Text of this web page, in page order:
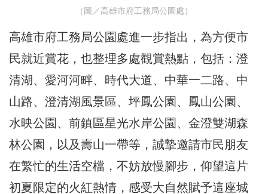
（圖／高雄市府工務局公園處）
高雄市府工務局公園處進一步指出，為方便市
民就近賞花，也整理多處觀賞熱點，包括：澄
清湖、愛河河畔、時代大道、中華一二路、中
山路、澄清湖風景區、坪鳳公園、鳳山公園、
水映公園、前鎮區星光水岸公園、金澄雙湖森
林公園，以及壽山一帶等，誠摯邀請市民朋友
在繁忙的生活空檔，不妨放慢腳步，仰望這片
初夏限定的火紅熱情，感受大自然賦予這座城